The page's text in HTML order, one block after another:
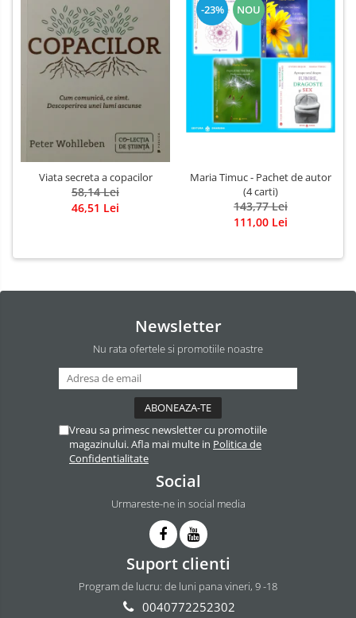
Viata secreta a copacilor
58,14 Lei
46,51 Lei
-23% NOU
Maria Timuc - Pachet de autor
(4 carti)
143,77 Lei
111,00 Lei
Newsletter
Nu rata ofertele si promotiile noastre
Vreau sa primesc newsletter cu promotiile
magazinului. Afla mai multe in Politica de
Confidentialitate
Social
Urmareste-ne in social media
Suport clienti
Program de lucru: de luni pana vineri, 9 -18
0040772252302